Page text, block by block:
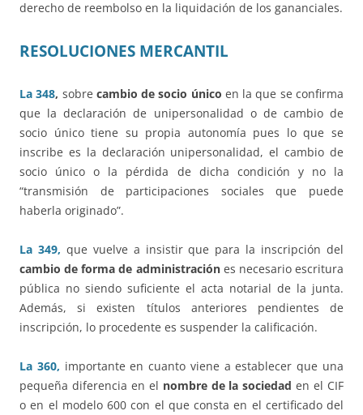
derecho de reembolso en la liquidación de los gananciales.
RESOLUCIONES MERCANTIL
La 348, sobre cambio de socio único en la que se confirma
que la declaración de unipersonalidad o de cambio de
socio único tiene su propia autonomía pues lo que se
inscribe es la declaración unipersonalidad, el cambio de
socio único o la pérdida de dicha condición y no la
“transmisión de participaciones sociales que puede
haberla originado”.
La 349, que vuelve a insistir que para la inscripción del
cambio de forma de administraciónes necesario escritura
pública no siendo suficiente el acta notarial de la junta.
Además, si existen títulos anteriores pendientes de
inscripción, lo procedente es suspender la calificación.
La 360, importante en cuanto viene a establecer que una
pequeña diferencia en el nombre de la sociedad en el CIF
o en el modelo 600 con el que consta en el certificado del